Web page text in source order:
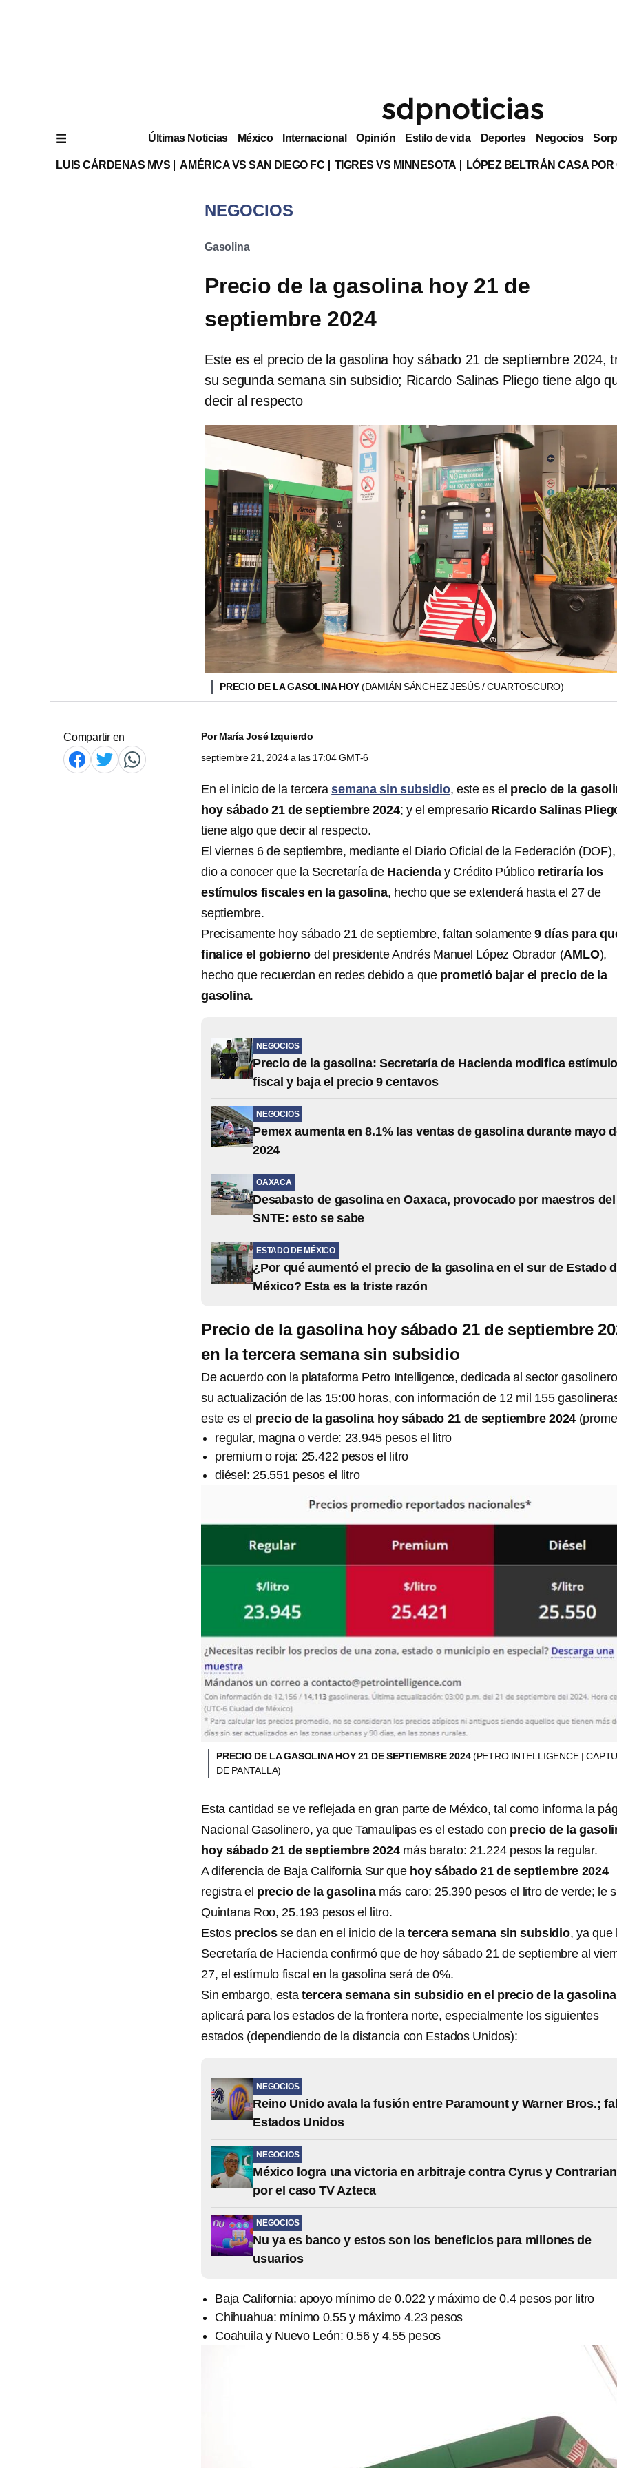
Últimas Noticias México Internacional Opinión Estilo de vida Deportes Negocios
LUIS CÁRDENAS MVS AMÉRICA VS SAN DIEGO FC TIGRES VS MINNESOTA LÓPEZ BELTRÁN CASA POR
NEGOCIOS
Gasolina
Precio de la gasolina hoy 21 de
septiembre 2024
Este es el precio de la gasolina hoy sábado 21 de septiembre 2024,
su segunda semana sin subsidio; Ricardo Salinas Pliego tiene algo
decir al respecto
PRECIO DE LA GASOLINA HOY(DAMIÁN SÁNCHEZ JESÚS / CUARTOSCURO)
Compartir en PorMaría José Izquierdo
septiembre 21, 2024 a las 17:04 GMT-6
En el inicio de la tercerasemana sin subsidio, este es el precio de la
hoy sábado 21 de septiembre 2024; y el empresario Ricardo Salinas
tiene algo que decir al respecto.
El viernes 6 de septiembre, mediante el Diario Oficial de la Federación
dio a conocer que la Secretaría de Hacienday Crédito Público retiraría los
estímulos fiscales en la gasolina, hecho que se extenderá hasta el 27 de
septiembre.
Precisamente hoy sábado 21 de septiembre, faltan solamente 9 días para
finalice el gobierno del presidente Andrés Manuel López Obrador (AMLO),
hecho que recuerdan en redes debido a que prometió bajar el precio de la
gasolina.
NEGOCIOS
Precio de la gasolina: Secretaría de Hacienda modifica estímulo
fiscal y baja el precio 9 centavos
NEGOCIOS
Pemex aumenta en 8.1% las ventas de gasolina durante mayo
2024
OAXACA
Desabasto de gasolina en Oaxaca, provocado por maestros del
SNTE: esto se sabe
ESTADO DE MÉXICO
¿Por qué aumentó el precio de la gasolina en el sur de Estado
México? Esta es la triste razón
Precio de la gasolina hoy sábado 21 de septiembre
en la tercera semana sin subsidio
De acuerdo con la plataforma Petro Intelligence, dedicada al sector
su actualización de las 15:00 horas, con información de 12 mil 155
este es el precio de la gasolina hoy sábado 21 de septiembre 2024
regular, magna o verde: 23.945 pesos el litro
premium o roja: 25.422 pesos el litro
diésel: 25.551 pesos el litro
PRECIO DE LA GASOLINA HOY 21 DE SEPTIEMBRE 2024(PETRO INTELLIGENCE |
DE PANTALLA)
Esta cantidad se ve reflejada en gran parte de México, tal como informa la
Nacional Gasolinero, ya que Tamaulipas es el estado con precio de la
hoy sábado 21 de septiembre 2024 más barato: 21.224 pesos la regular.
A diferencia de Baja California Sur que hoy sábado 21 de septiembre 2024
registra el precio de la gasolina más caro: 25.390 pesos el litro de verde; le
Quintana Roo, 25.193 pesos el litro.
Estos preciosse dan en el inicio de latercera semana sin subsidio, ya que
Secretaría de Hacienda confirmó que de hoy sábado 21 de septiembre al
27, el estímulo fiscal en la gasolina será de 0%.
Sin embargo, estatercera semana sin subsidio en el precio de la gasolina
aplicará para los estados de la frontera norte, especialmente los siguientes
estados (dependiendo de la distancia con Estados Unidos):
NEGOCIOS
Reino Unido avala la fusión entre Paramount y Warner Bros.;
Estados Unidos
NEGOCIOS
México logra una victoria en arbitraje contra Cyrus y Contrarian
por el caso TV Azteca
NEGOCIOS
Nu ya es banco y estos son los beneficios para millones de
usuarios
Baja California: apoyo mínimo de 0.022 y máximo de 0.4 pesos por litro
Chihuahua: mínimo 0.55 y máximo 4.23 pesos
Coahuila y Nuevo León: 0.56 y 4.55 pesos